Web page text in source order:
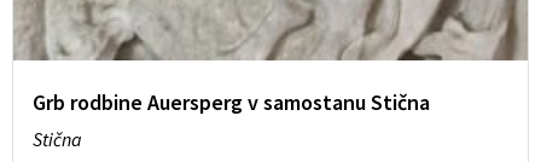
Grb rodbine Auersperg v samostanu Stična
Stična